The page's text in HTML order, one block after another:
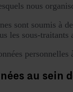
nous
sont soumis à
les sous-
personnelles
au sein